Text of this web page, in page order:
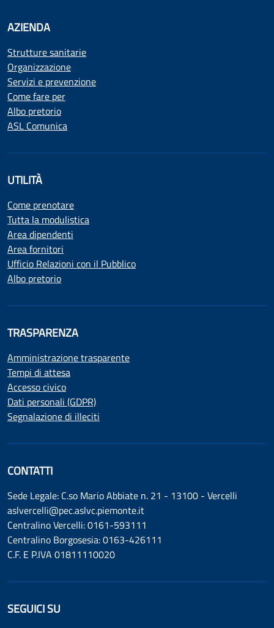
AZIENDA
Strutture sanitarie
Organizzazione
Servizi e prevenzione
Come fare per
Albo pretorio
ASL Comunica
UTILITÀ
Come prenotare
Tutta la modulistica
Area dipendenti
Area fornitori
Ufficio Relazioni con il Pubblico
Albo pretorio
TRASPARENZA
Amministrazione trasparente
Tempi di attesa
Accesso civico
Dati personali (GDPR)
Segnalazione di illeciti
CONTATTI
Sede Legale: C.so Mario Abbiate n. 21 - 13100 - Vercelli
aslvercelli@pec.aslvc.piemonte.it
Centralino Vercelli: 0161-593111
Centralino Borgosesia: 0163-426111
C.F. E P.IVA 01811110020
SEGUICI SU